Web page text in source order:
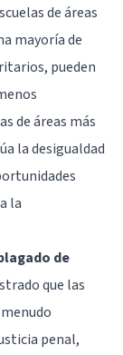
de áreas
mayoría de
pueden
de áreas más
la desigualdad
la
de
que las
penal,